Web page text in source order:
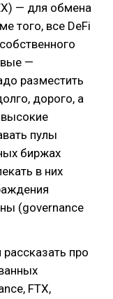
— для обмена
того, все DeFi
—
разместить
дорого, а
пулы
биржах
в них
(governance
про
FTX,